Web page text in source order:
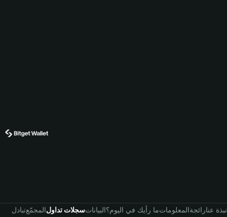
تبادلالمجمّعسجلات تداولالبياناتما رأيك في اليوم؟المعلوماترائجةنبذة عنا